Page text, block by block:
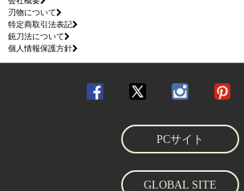
刃物について
特定商取引法表記
銃刀法について
個人情報保護方針
PCサイト
GLOBAL SITE